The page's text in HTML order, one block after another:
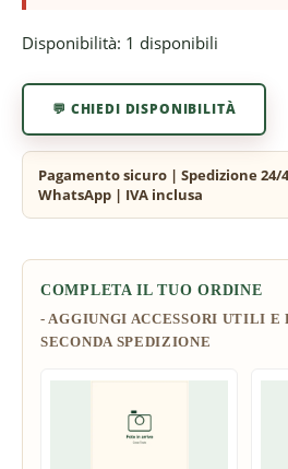
Disponibilità: 1 disponibili
💬 CHIEDI DISPONIBILITÀ
COMPLETA IL TUO ORDINE